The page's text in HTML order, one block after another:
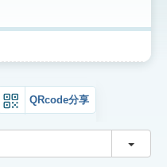
QRcode分享
切換